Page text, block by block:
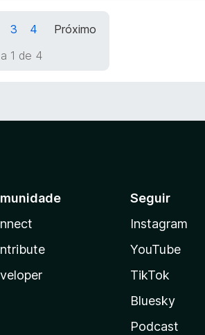
3 4
Próximo
1 de 4
Seguir
Instagram
YouTube
TikTok
Bluesky
Podcast